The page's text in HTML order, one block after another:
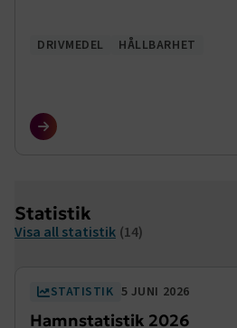
DRIVMEDEL HÅLLBARHET
Statistik
Visa all statistik (14)
STATISTIK 5 JUNI 2026
Hamnstatistik 2026